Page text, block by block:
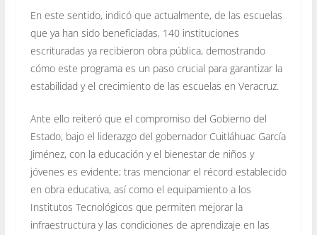
En este sentido, indicó que actualmente, de las escuelas
que ya han sido beneficiadas, 140 instituciones
escrituradas ya recibieron obra pública, demostrando
cómo este programa es un paso crucial para garantizar la
estabilidad y el crecimiento de las escuelas en Veracruz.
Ante ello reiteró que el compromiso del Gobierno del
Estado, bajo el liderazgo del gobernador Cuitláhuac García
Jiménez, con la educación y el bienestar de niños y
jóvenes es evidente; tras mencionar el récord establecido
en obra educativa, así como el equipamiento a los
Institutos Tecnológicos que permiten mejorar la
infraestructura y las condiciones de aprendizaje en las